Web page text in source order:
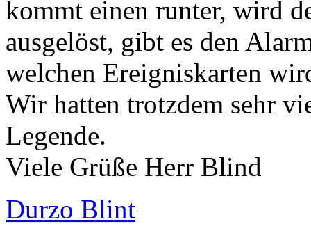
kommt einen runter, wird
ausgelöst, gibt es den
welchen Ereigniskarten
Wir hatten trotzdem sehr
Legende.
Viele Grüße Herr Blind
Durzo Blint